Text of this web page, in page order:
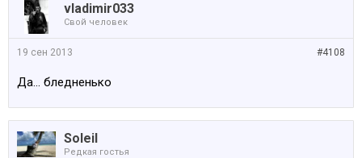
vladimir033
Свой человек
#4108
19 сен 2013
Да... бледненько
Soleil
Редкая гостья